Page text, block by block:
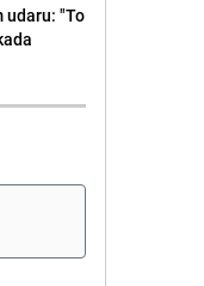
udaru: "To